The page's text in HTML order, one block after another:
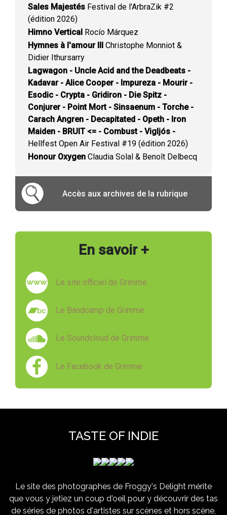
Sales Majestés Festival de l'ArbraZik #2
(édition 2026)
Himno Vertical Rocío Márquez
Hymnes à l'amour III Christophe Monniot &
Didier Ithursarry
Lagwagon - Uncle Acid and the Deadbeats -
Kadavar - Alice Cooper - Impureza - Mourir -
Esodic - Crypta - Gridiron - Die Spitz -
Conjurer - Point Mort - Sinsaenum - Torche -
Carach Angren - Decapitated - Opeth - Iron
Maiden - BRUIT <= - Combust - Vigljós -
Hellfest Open Air Festival #19 (édition 2026)
Honour Oxygen Claudia Solal & Benoît Delbecq
Accès aux archives de la rubrique
En savoir +
Le site officiel de Grimme
Le Bandcamp de Grimme
Le Soundcloud de Grimme
Le Facebook de Grimme
TASTE OF INDIE
Le site des photographes de Froggy's Delight mérite
que vous y jetiez un coup d'oeil pour y découvrir des tas
de séries de photos d'artistes sur scènes et hors scène,